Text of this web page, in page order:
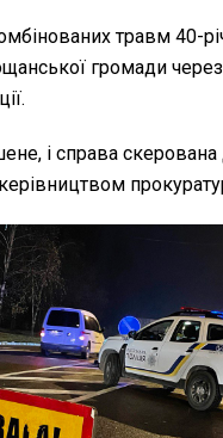
травм 40-
громади через
і справа скерована